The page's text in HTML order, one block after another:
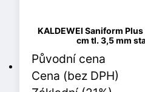
KALDEWEI Saniform
cm tl. 3,5 mm
Původní cena
Cena (bez DPH)